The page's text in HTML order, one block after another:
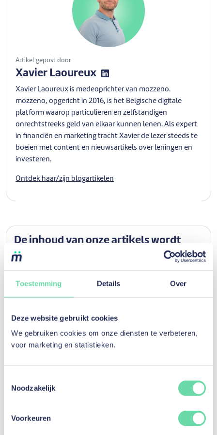
Toestemming Details Over
Deze website gebruikt cookies
We gebruiken cookies om onze diensten te verbeteren,
voor marketing en statistieken.
Noodzakelijk
Voorkeuren
Artikel gepost door
Xavier Laoureux
Xavier Laoureux is medeoprichter van mozzeno.
mozzeno, opgericht in 2016, is het Belgische digitale
platform waarop particulieren en zelfstandigen
onrechtstreeks geld van elkaar kunnen lenen. Als expert
in financiën en marketing tracht Xavier de lezer steeds te
boeien met content en nieuwsartikels over leningen en
investeren.
Ontdek haar/zijn blogartikelen
De inhoud van onze artikels wordt
bijgehouden door onze experts
Dit artikel is nagelezen op18 maart 2021, doorVéronique
Delmoitié, Head of Finance & Admin
Huidige versie
18 maart 2021
Gepost door Xavier Laoureux
Ontdek andere artikelen voor de
Uw financiën online